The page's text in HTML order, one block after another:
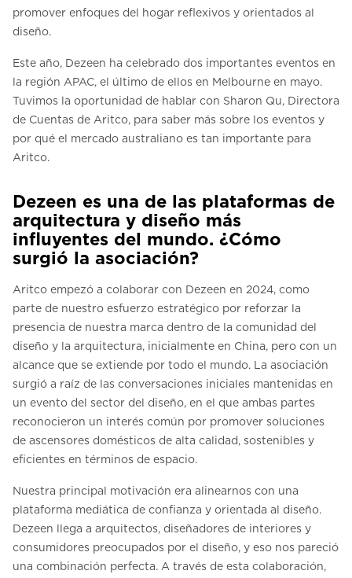
promover enfoques del hogar reflexivos y orientados al
diseño.
Este año, Dezeen ha celebrado dos importantes eventos en
la región APAC, el último de ellos en Melbourne en mayo.
Tuvimos la oportunidad de hablar con Sharon Qu, Directora
de Cuentas de Aritco, para saber más sobre los eventos y
por qué el mercado australiano es tan importante para
Aritco.
Dezeen es una de las plataformas de
arquitectura y diseño más
influyentes del mundo. ¿Cómo
surgió la asociación?
Aritco empezó a colaborar con Dezeen en 2024, como
parte de nuestro esfuerzo estratégico por reforzar la
presencia de nuestra marca dentro de la comunidad del
diseño y la arquitectura, inicialmente en China, pero con un
alcance que se extiende por todo el mundo. La asociación
surgió a raíz de las conversaciones iniciales mantenidas en
un evento del sector del diseño, en el que ambas partes
reconocieron un interés común por promover soluciones
de ascensores domésticos de alta calidad, sostenibles y
eficientes en términos de espacio.
Nuestra principal motivación era alinearnos con una
plataforma mediática de confianza y orientada al diseño.
Dezeen llega a arquitectos, diseñadores de interiores y
consumidores preocupados por el diseño, y eso nos pareció
una combinación perfecta. A través de esta colaboración,